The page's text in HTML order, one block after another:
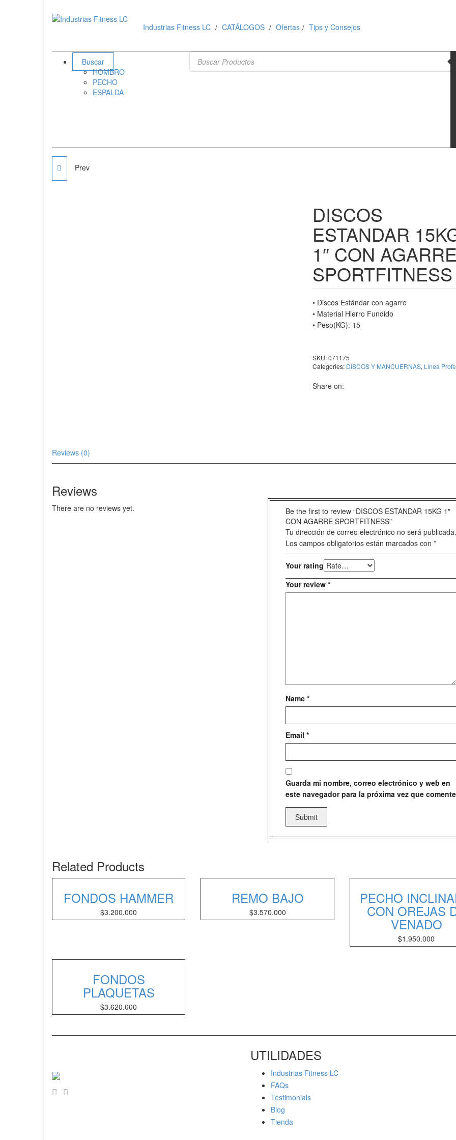
Industrias Fitness LC CATÁLOGOS Ofertas Tips y Consejos
Buscar
HOMBRO
PECHO
ESPALDA
Búsqueda de productos
DISCOS ESTANDAR
Prev
DISCOS
ESTANDAR
1″ CON
SPORTFITNESS
• Discos Estándar con agarre
• Material Hierro Fundido
• Peso(KG): 15
SKU:071175
Categories: DISCOS Y MANCUERNAS, Línea
Share on:
Reviews (0)
Reviews
There are no reviews yet.
Be the first to review “DISCOS ESTANDAR 15KG 1″
CON AGARRE SPORTFITNESS”
Tu dirección de correo electrónico no será publicada.
Los campos obligatorios están marcados con *
Your rating
Your review *
Name *
Email *
Guarda mi nombre, correo electrónico y web en
este navegador para la próxima vez que
Related Products
FONDOS HAMMER
$3.200.000
REMO BAJO
$3.570.000
PECHO
CON OREJAS
VENADO
$1.950.000
FONDOS
PLAQUETAS
$3.620.000
UTILIDADES
Industrias Fitness LC
FAQs
Testimonials
Blog
Tienda